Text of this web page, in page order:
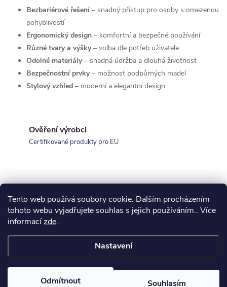
Tento web používá soubory cookie. Dalším procházením
tohoto webu vyjadřujete souhlas s jejich používáním.. Více
informacízde.
Nastavení
Odmítnout Souhlasím
s
u
Bezbariérové řešení – snadný přístup pro osoby s omezenou
pohyblivostí
Ergonomický design – komfortní a bezpečné používání
Různé tvary a výšky– volba dle potřeb uživatele
Odolné materiály– snadná údržba a dlouhá životnost
Bezpečnostní prvky– možnost podpůrných madel
Stylový vzhled – moderní a elegantní design
Ověření výrobci
Certifikované produkty pro EU
Z
á
p
koupelny-sanita.cz kupelne-online.sk
eshopsanita.cz. Všechna práva vyhrazena.